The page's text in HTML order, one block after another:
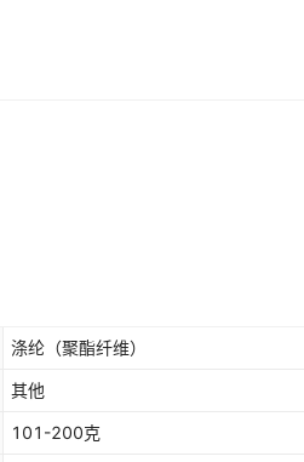
涤纶（聚酯纤维）
其他
101-200克